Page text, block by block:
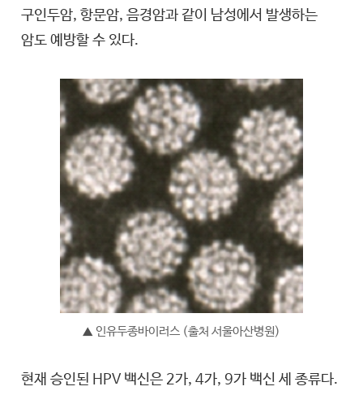
구인두암, 항문암, 음경암과 같이 남성에서 발생하는
암도 예방할 수 있다.
▲ 인유두종바이러스 (출처 서울아산병원)
현재 승인된 HPV 백신은 2가, 4가, 9가 백신 세 종류다.